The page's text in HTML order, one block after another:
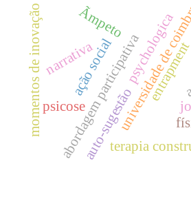
auto-sugestão
ação socialuniversidade
psychologica
narrativa
momentos de inovaçãoabordagem participativa
terapia
psicose
Ãmpeto